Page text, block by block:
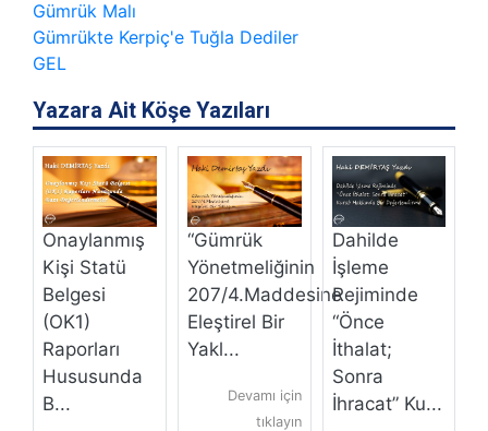
Gümrük Malı
Gümrükte Kerpiç'e Tuğla Dediler
GEL
Yazara Ait Köşe Yazıları
Onaylanmış
Kişi Statü
Belgesi
(OK1)
Raporları
Hususunda
B...
“Gümrük
Yönetmeliğinin
207/4.Maddesine
Eleştirel Bir
Yakl...
Devamı için
tıklayın
Dahilde
İşleme
Rejiminde
“Önce
İthalat;
Sonra
İhracat” Ku...